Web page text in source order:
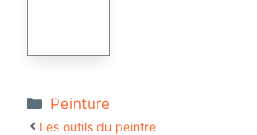
Catégories
Peinture
Les outils du peintre